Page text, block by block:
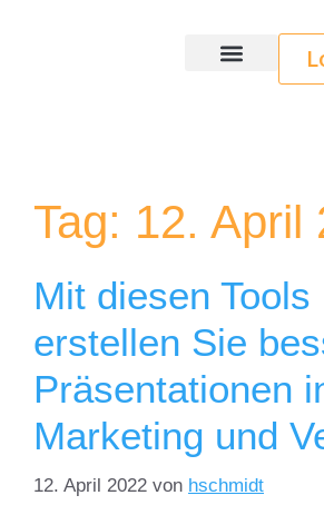
Tag: 12. April
Mit diesen Tools
erstellen Sie
Präsentationen
Marketing und
12. April 2022 von hschmidt